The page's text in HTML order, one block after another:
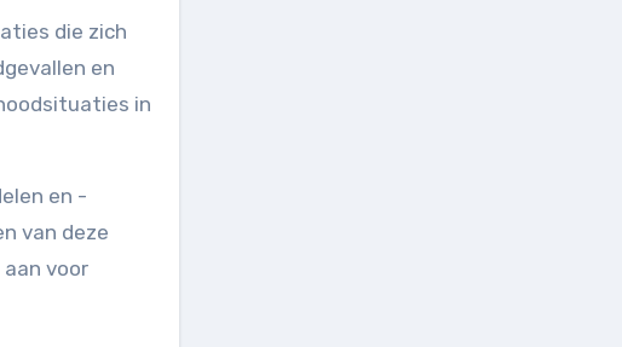
die zich
en
in
en -
van deze
voor